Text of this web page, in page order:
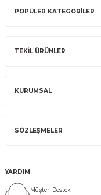
POPÜLER KATEGORİLER
TEKİL ÜRÜNLER
KURUMSAL
SÖZLEŞMELER
YARDIM
Müşteri Destek